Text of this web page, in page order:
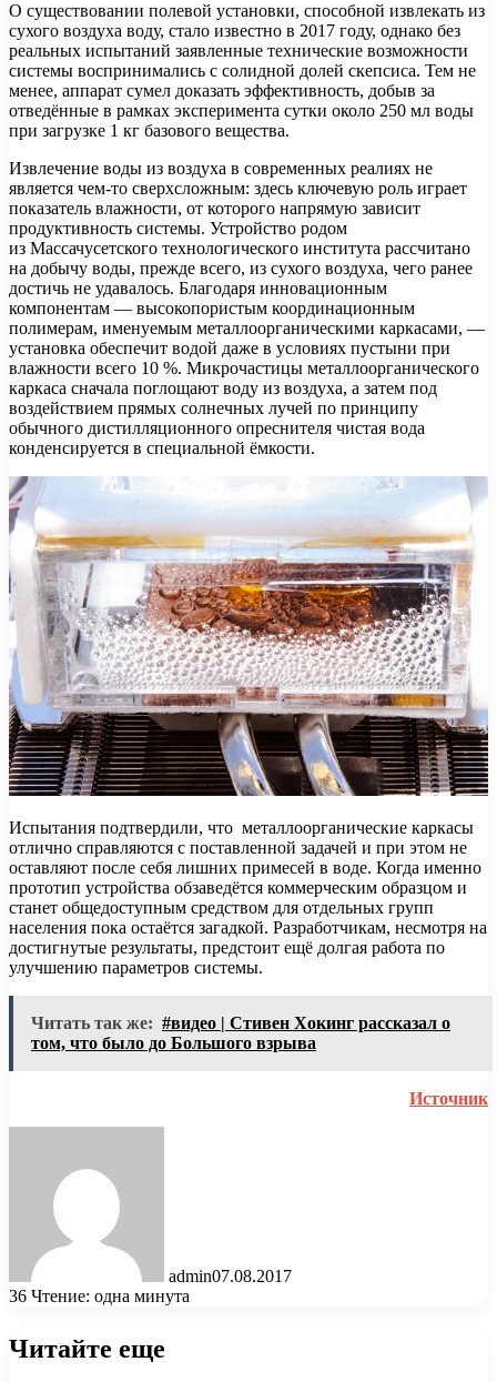
О существовании полевой установки, способной извлекать из
сухого воздуха воду, стало известно в 2017 году, однако без
реальных испытаний заявленные технические возможности
системы воспринимались с солидной долей скепсиса. Тем не
менее, аппарат сумел доказать эффективность, добыв за
отведённые в рамках эксперимента сутки около 250 мл воды
при загрузке 1 кг базового вещества.
Извлечение воды из воздуха в современных реалиях не
является чем-то сверхсложным: здесь ключевую роль играет
показатель влажности, от которого напрямую зависит
продуктивность системы. Устройство родом
из Массачусетского технологического института рассчитано
на добычу воды, прежде всего, из сухого воздуха, чего ранее
достичь не удавалось. Благодаря инновационным
компонентам — высокопористым координационным
полимерам, именуемым металлоорганическими каркасами, —
установка обеспечит водой даже в условиях пустыни при
влажности всего 10 %. Микрочастицы металлоорганического
каркаса сначала поглощают воду из воздуха, а затем под
воздействием прямых солнечных лучей по принципу
обычного дистилляционного опреснителя чистая вода
конденсируется в специальной ёмкости.
Испытания подтвердили, что металлоорганические каркасы
отлично справляются с поставленной задачей и при этом не
оставляют после себя лишних примесей в воде. Когда именно
прототип устройства обзаведётся коммерческим образцом и
станет общедоступным средством для отдельных групп
населения пока остаётся загадкой. Разработчикам, несмотря на
достигнутые результаты, предстоит ещё долгая работа по
улучшению параметров системы.
Читать так же: #видео | Стивен Хокинг рассказал о
том, что было до Большого взрыва
Источник
admin07.08.2017
36 Чтение: одна минута
Читайте еще